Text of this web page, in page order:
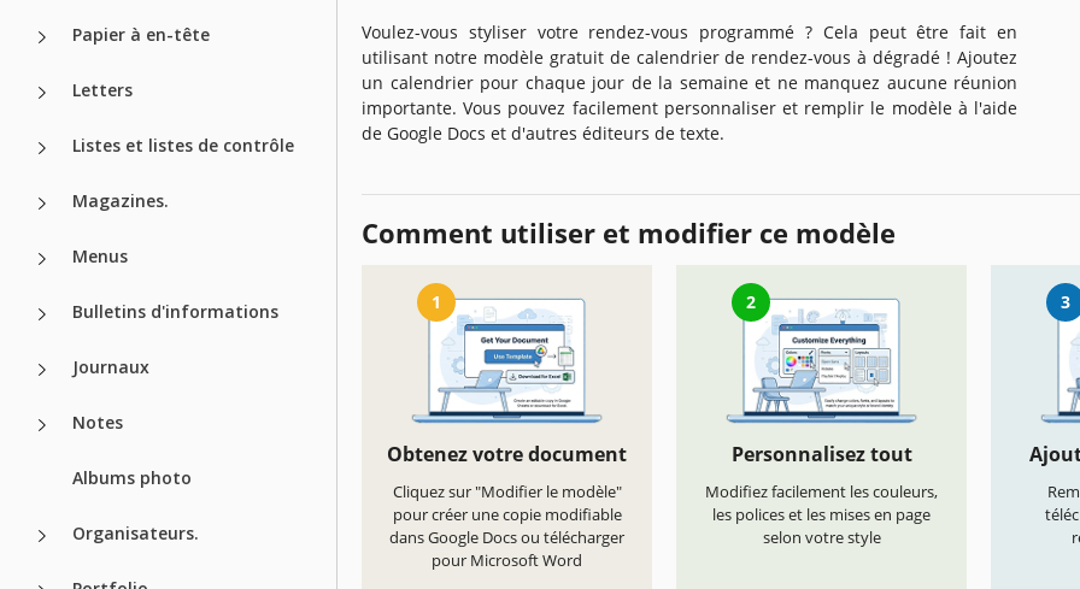
Papier à en-tête
Letters
Listes et listes de contrôle
Magazines.
Menus
Bulletins d'informations
Journaux
Notes
Albums photo
Organisateurs.
Voulez-vous styliser votre rendez-vous programmé ? Cela peut être fait en
utilisant notre modèle gratuit de calendrier de rendez-vous à dégradé ! Ajoutez
un calendrier pour chaque jour de la semaine et ne manquez aucune réunion
importante. Vous pouvez facilement personnaliser et remplir le modèle à l'aide
de Google Docs et d'autres éditeurs de texte.
Comment utiliser et modifier ce modèle
1
Obtenez votre document
Cliquez sur "Modifier le modèle"
pour créer une copie modifiable
dans Google Docs ou télécharger
pour Microsoft Word
2
Personnalisez tout
Modifiez facilement les couleurs,
les polices et les mises en page
selon votre style
3